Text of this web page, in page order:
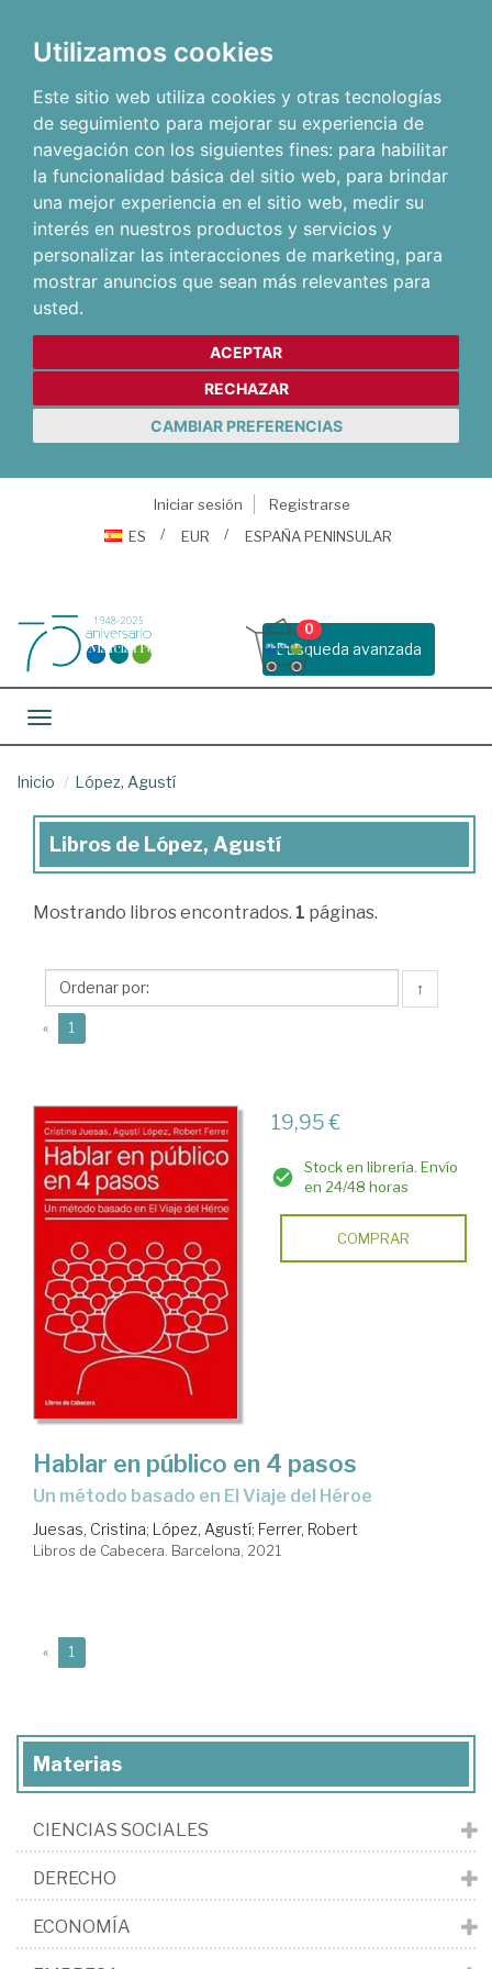
Utilizamos cookies
Este sitio web utiliza cookies y otras tecnologías
de seguimiento para mejorar su experiencia de
navegación con los siguientes fines: para habilitar
la funcionalidad básica del sitio web, para brindar
una mejor experiencia en el sitio web, medir su
interés en nuestros productos y servicios y
personalizar las interacciones de marketing, para
mostrar anuncios que sean más relevantes para
usted.
ACEPTAR
RECHAZAR
CAMBIAR PREFERENCIAS
Iniciar sesión
Registrarse
ES
EUR ESPAÑA PENINSULAR
Busqueda avanzada
0
Toggle navigation
Inicio López, Agustí
Libros
López,
Libros de López, Agustí
Mostrando libros encontrados. 1 páginas.
↑
« 1
19,95 €
Stock en librería. Envío
en 24/48 horas
COMPRAR
Hablar en público en 4 pasos
un método basado en El Viaje del Héroe
Juesas, Cristina; López, Agustí; Ferrer, Robert
Libros de Cabecera. Barcelona, 2021
« 1
Materias
CIENCIAS SOCIALES
DERECHO
ECONOMÍA